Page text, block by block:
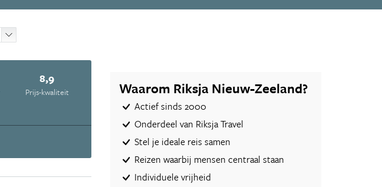
8,9
Prijs-kwaliteit Waarom Riksja Nieuw-Zeeland?
Actief sinds 2000
Onderdeel van Riksja Travel
Stel je ideale reis samen
Reizen waarbij mensen centraal staan
Individuele vrijheid